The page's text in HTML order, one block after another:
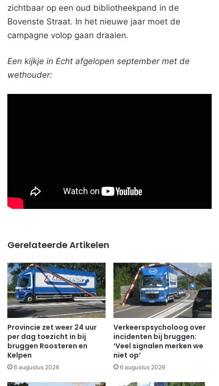
zichtbaar op een oud bibliotheekpand in de
Bovenste Straat. In het nieuwe jaar moet de
campagne volop gaan draaien.
Een kijkje in Echt afgelopen september met de
wethouder:
Gerelateerde Artikelen
Provincie zet weer 24 uur
per dag toezicht in bij
bruggen Roosteren en
Kelpen
6 augustus 2026
Verkeerspsycholoog over
incidenten bij bruggen:
‘Veel signalen merken we
niet op’
6 augustus 2026